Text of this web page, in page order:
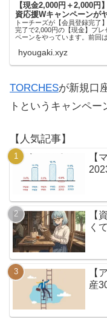
【現金2,000円＋2,000円
資応援Wキャンペーンが
トーチーズが【会員登録完了
完了で2,000円の【現金】プ
ペーンをやっています。前回
hyougaki.xyz
TORCHESが新規口
トというキャンペー
【人気記事】
【
【
く
【
産